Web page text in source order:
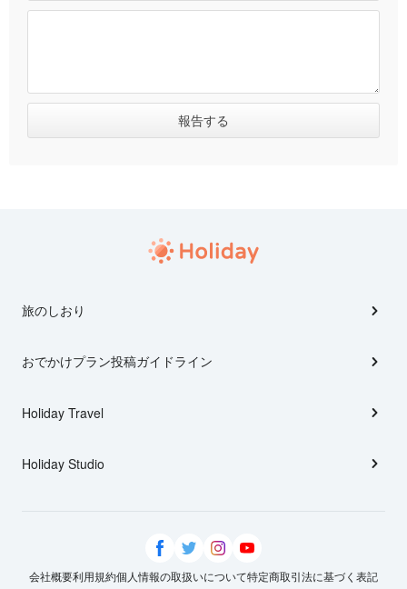
旅のしおり
おでかけプラン投稿ガイドライン
Holiday Travel
Holiday Studio
会社概要利用規約個人情報の取扱いについて特定商取引法に基づく表記